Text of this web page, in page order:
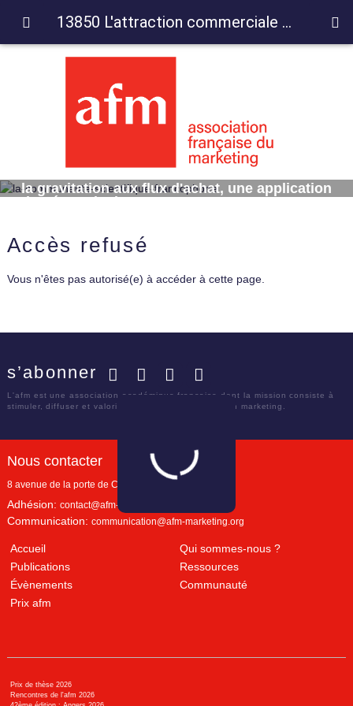
la gravitation aux flux d'achat, une application
du géomarketing
Accès refusé
Vous n'êtes pas autorisé(e) à accéder à cette page.
s’abonner
L'afm est une association académique française dont la mission consiste à
stimuler, diffuser et valoriser le savoir scientifique en marketing.
Nous contacter
8 avenue de la porte de Champerret
Adhésion: contact@afm-marketing.org
Communication: communication@afm-marketing.org
Accueil
Qui sommes-nous ?
Publications
Ressources
Évènements
Communauté
Prix afm
Prix de thèse 2026
Rencontres de l'afm 2026
13850 L'attraction commerciale revisitée : de la gravitation aux flux d'achat, une application du géomarketing